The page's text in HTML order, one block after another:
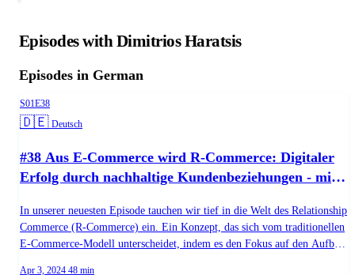
Episodes with Dimitrios Haratsis
Episodes in German
Season 1, Episode 38
S01E38
🇩🇪 Language:
Deutsch
#38 Aus E-Commerce wird R-Commerce: Digitaler
Erfolg durch nachhaltige Kundenbeziehungen - mit
Haratsis
In unserer neuesten Episode tauchen wir tief in die Welt des Relationship
Commerce (R-Commerce) ein. Ein Konzept, das sich vom traditionellen
E-Commerce-Modell unterscheidet, indem es den Fokus auf den Aufbau
Published on
Apr 3, 2024 Duration:
48 min